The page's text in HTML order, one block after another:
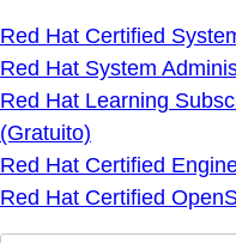
Red Hat Certified
Red Hat System
Red Hat Learning
(Gratuito)
Red Hat Certified
Red Hat Certified